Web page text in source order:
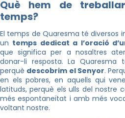
Què hem de
temps?
El temps de Quaresma té diversos
un temps dedicat a l’oració
que significa per a nosaltres
donar-li resposta. La
perquè descobrim el Senyor.
en els pobres, en aquells qui
latituds, perquè els ulls del nostre
més espontaneïtat i amb més
voltant nostre.